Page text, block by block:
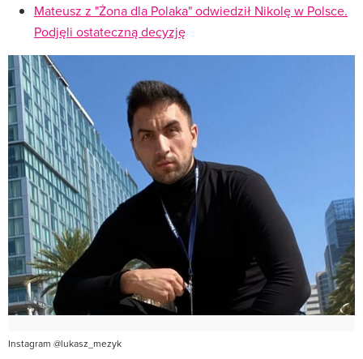
Mateusz z "Żona dla Polaka" odwiedził Nikolę w Polsce.
Podjęli ostateczną decyzję
Instagram @lukasz_mezyk